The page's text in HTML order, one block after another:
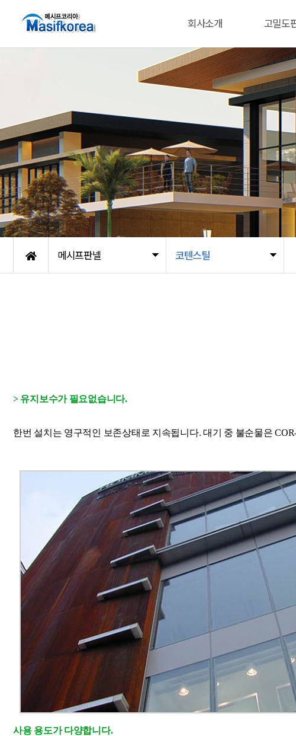
회사소개 고밀도
메시프판넬 코텐스틸
> 유지보수가 필요없습니다.
한번 설치는 영구적인 보존상태로 지속됩니다. 대기 중 불순물은
사용 용도가 다양합니다.